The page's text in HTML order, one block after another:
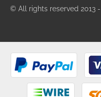
© All rights reserved 2013